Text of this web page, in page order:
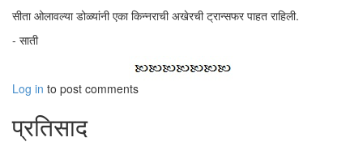
सीता ओलावल्या डोळ्यांनी एका किन्नराची अखेरची ट्रान्सफर पाहत राहिली.
- साती
Log in to post comments
प्रतिसाद